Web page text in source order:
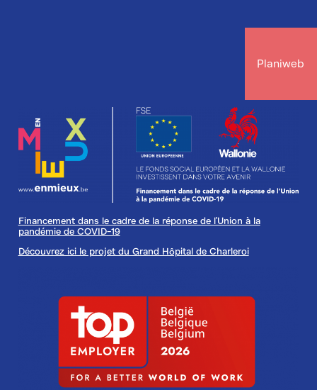
Planiweb
Financement dans le cadre de la réponse de l'Union à la
pandémie de COVID-19
Découvrez ici le projet du Grand Hôpital de Charleroi